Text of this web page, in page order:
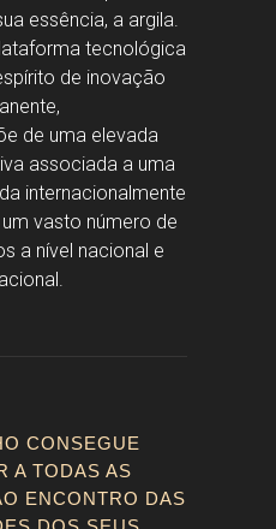
essência, a argila.
tecnológica
de inovação
de uma elevada
associada a uma
internacionalmente
vasto número de
a nível nacional e
CONSEGUE
A TODAS AS
ENCONTRO DAS